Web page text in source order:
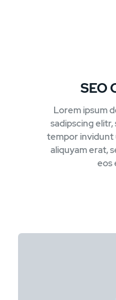
SEO
Lorem ipsum
sadipscing
tempor invidunt
aliquyam erat,
eos